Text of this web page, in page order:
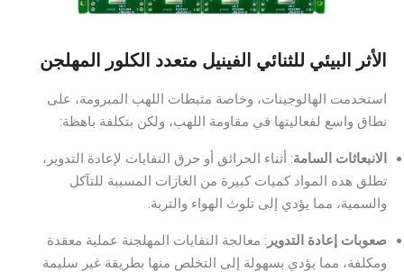
الأثر البيئي للثنائي الفينيل متعدد الكلور المهلجن
استخدمت الهالوجينات، وخاصة مثبطات اللهب المبرومة، على
نطاق واسع لفعاليتها في مقاومة اللهب، ولكن بتكلفة باهظة:
الانبعاثات السامة: أثناء الحرائق أو حرق النفايات لإعادة التدوير،
تطلق هذه المواد كميات كبيرة من الغازات المسببة للتآكل
والسمية، مما يؤدي إلى تلوث الهواء والتربة.
صعوبات إعادة التدوير : معالجة النفايات المهلجنة عملية معقدة
ومكلفة، مما يؤدي بسهولة إلى التخلص منها بطريقة غير سليمة